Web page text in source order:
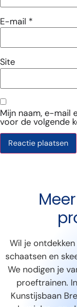
E-mail *
Site
Mijn naam, e-mail
voor de volgende
Wil je
schaatsen en
We nodigen je
proeftrainen.
Kunstijsbaan